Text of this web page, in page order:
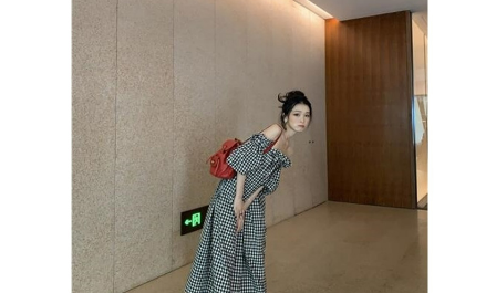
２．訂單成立數日內，您將收到繳費通知簡訊。
３．收到繳費通知簡訊後14天內，點擊此簡訊中的連結，可透過四大超商／
ATM／網路銀行／等多元方式進行付款，方視為交易完成。
※ 請注意：結帳手續完成當下不需立刻繳費，但若您需要取消訂單，請聯絡
購買商品的店家。未經商家同意取消之訂單仍視為有效，需透過AFTEE先享
後付繳納相關費用。
※ 交易是否成功請以「AFTEE先享後付 」之結帳頁面顯示為準，若有關於
是否繳費成功／繳費後需取消欲退款等相關疑問，請聯繫「AFTEE先享後付
客戶支援中心」 https://netprotections.freshdesk.com/support/home
【注意事項】
１．透過由恩沛科技股份有限公司提供之「AFTEE先享後付」服務完成之交
易，需依本服務之必要範圍內提供個人資料，並將交易相關給付款項請求債
權轉讓予恩沛科技股份有限公司。
２．關於個人資料處理事宜，請瀏覽以下網址：
每筆NT$80，滿NT$1,500(含以上)免運費
萊爾富取貨付款
每筆NT$80，滿NT$1,500(含以上)免運費
付款後萊爾富取貨
每筆NT$80，滿NT$1,500(含以上)免運費
離島取貨加價40
每筆NT$80，滿NT$1,500(含以上)免運費
付款後7-11取貨